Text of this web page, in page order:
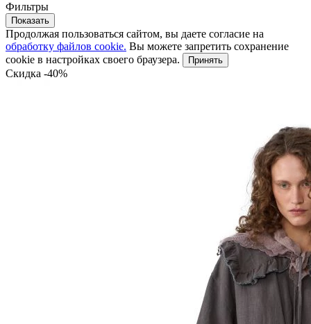
Фильтры
Показать
Продолжая пользоваться сайтом, вы даете согласие на
обработку файлов cookie. Вы можете запретить сохранение
cookie в настройках своего браузера.
Принять
Скидка -40%